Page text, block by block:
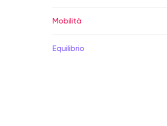
Mobilità
Equilibrio